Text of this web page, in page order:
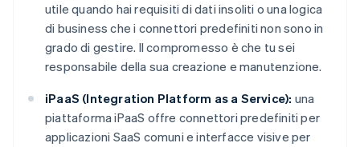
utile quando hai requisiti di dati insoliti o una logica
di business che i connettori predefiniti non sono in
grado di gestire. Il compromesso è che tu sei
responsabile della sua creazione e manutenzione.
iPaaS (Integration Platform as a Service): una
piattaforma iPaaS offre connettori predefiniti per
applicazioni SaaS comuni e interfacce visive per